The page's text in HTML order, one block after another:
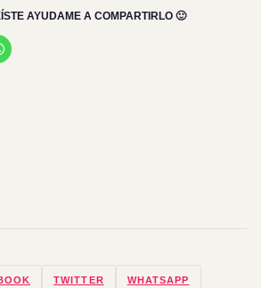
AYUDAME A COMPARTIRLO 🙂
TWITTER WHATSAPP